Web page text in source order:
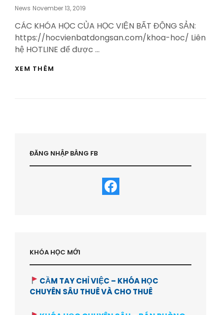
News Posted
November 13, 2019
CÁC KHÓA HỌC CỦA HỌC VIỆN BẤT ĐỘNG SẢN:
https://hocvienbatdongsan.com/khoa-hoc/ Liên
hệ HOTLINE để được …
XEM THÊM
ĐỘNG
SẢN
–
ĐĂNG NHẬP BẰNG FB
KHÓA HỌC MỚI
CẦM TAY CHỈ VIỆC – KHÓA HỌC
CHUYÊN SÂU THUÊ VÀ CHO THUÊ